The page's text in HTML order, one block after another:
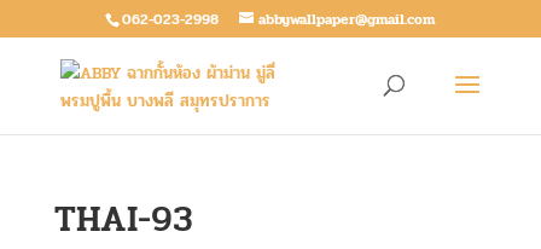
062-023-2998 abbywallpaper@gmail.com
THAI-93